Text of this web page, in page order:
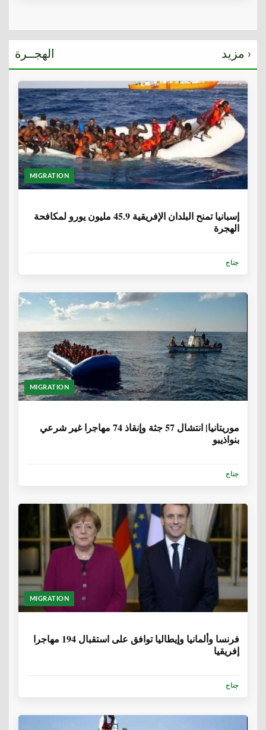
الهجــرة مزيد ›
MIGRATION
إسبانيا تمنح البلدان الإفريقية 45.9 مليون يورو لمكافحة
الهجرة
جناح
MIGRATION
موريتانيا| انتشال 57 جثة وإنقاذ 74 مهاجرا غير شرعي
بنواذيبو
جناح
MIGRATION
فرنسا وألمانيا وإيطاليا توافق على استقبال 194 مهاجرا
إفريقيا
جناح